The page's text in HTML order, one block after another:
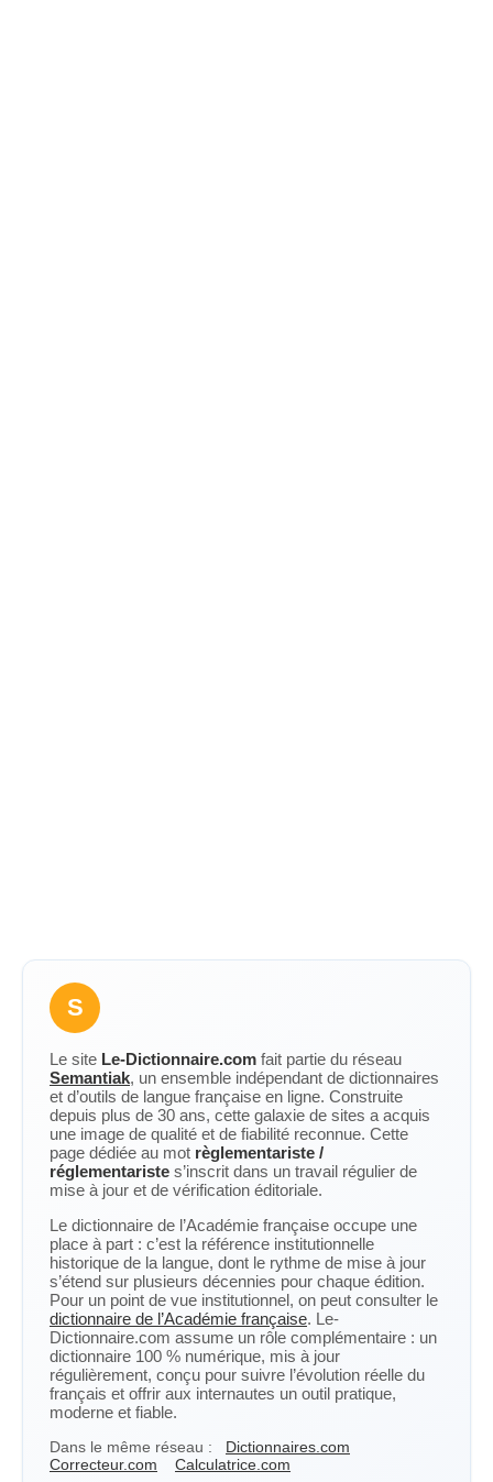
S
Le site Le-Dictionnaire.com fait partie du réseau
Semantiak, un ensemble indépendant de dictionnaires
et d’outils de langue française en ligne. Construite
depuis plus de 30 ans, cette galaxie de sites a acquis
une image de qualité et de fiabilité reconnue. Cette
page dédiée au mot règlementariste /
réglementariste s’inscrit dans un travail régulier de
mise à jour et de vérification éditoriale.
Le dictionnaire de l’Académie française occupe une
place à part : c’est la référence institutionnelle
historique de la langue, dont le rythme de mise à jour
s’étend sur plusieurs décennies pour chaque édition.
Pour un point de vue institutionnel, on peut consulter le
dictionnaire de l’Académie française. Le-
Dictionnaire.com assume un rôle complémentaire : un
dictionnaire 100 % numérique, mis à jour
régulièrement, conçu pour suivre l’évolution réelle du
français et offrir aux internautes un outil pratique,
moderne et fiable.
Dans le même réseau :
Dictionnaires.com
Correcteur.com
Calculatrice.com